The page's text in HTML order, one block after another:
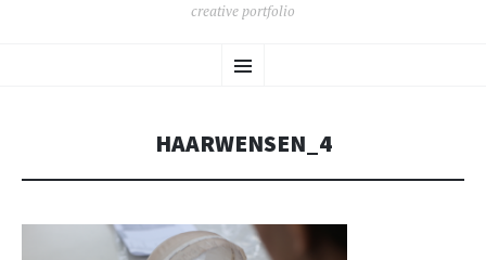
creative portfolio
Menu
NAAR
HAARWENSEN_4